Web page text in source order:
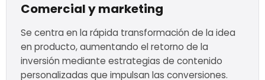
Comercial y marketing
Se centra en la rápida transformación de la idea
en producto, aumentando el retorno de la
inversión mediante estrategias de contenido
personalizadas que impulsan las conversiones.